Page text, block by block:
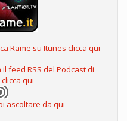
Rame su Itunes clicca qui
feed RSS del Podcast di
qui
ascoltare da qui